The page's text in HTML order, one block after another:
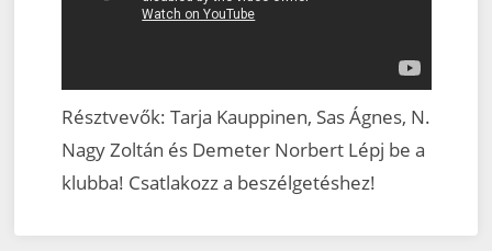
Résztvevők: Tarja Kauppinen, Sas Ágnes, N.
Nagy Zoltán és Demeter Norbert Lépj be a
klubba! Csatlakozz a beszélgetéshez!